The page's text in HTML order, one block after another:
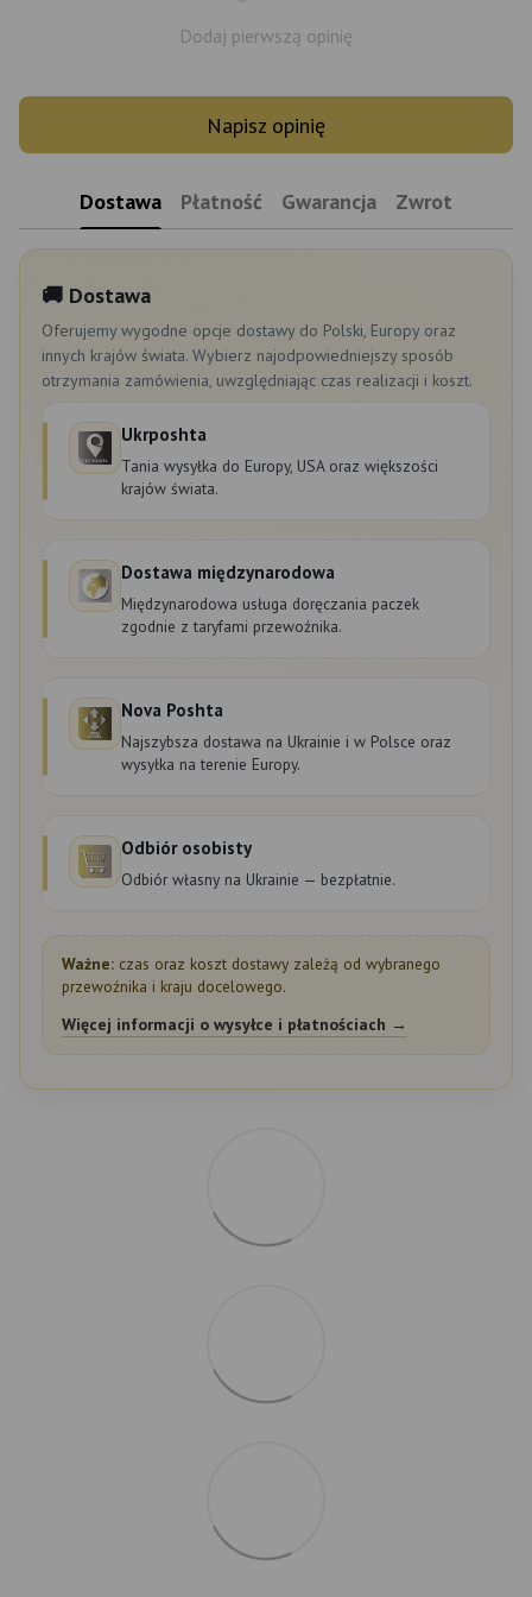
Dodaj pierwszą opinię
Napisz opinię
Dostawa Płatność Gwarancja Zwrot
🚚 Dostawa
Oferujemy wygodne opcje dostawy do Polski, Europy oraz
innych krajów świata. Wybierz najodpowiedniejszy sposób
otrzymania zamówienia, uwzględniając czas realizacji i koszt.
Ukrposhta
Tania wysyłka do Europy, USA oraz większości
krajów świata.
Dostawa międzynarodowa
Międzynarodowa usługa doręczania paczek
zgodnie z taryfami przewoźnika.
Nova Poshta
Najszybsza dostawa na Ukrainie i w Polsce oraz
wysyłka na terenie Europy.
Odbiór osobisty
Odbiór własny na Ukrainie — bezpłatnie.
Ważne: czas oraz koszt dostawy zależą od wybranego
przewoźnika i kraju docelowego.
Więcej informacji o wysyłce i płatnościach →